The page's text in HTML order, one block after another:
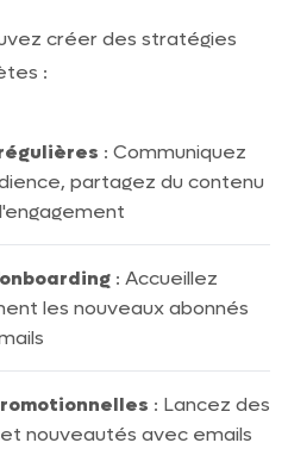
créer des stratégies
:
: Communiquez
partagez du contenu
: Accueillez
les nouveaux abonnés
: Lancez des
nouveautés avec emails